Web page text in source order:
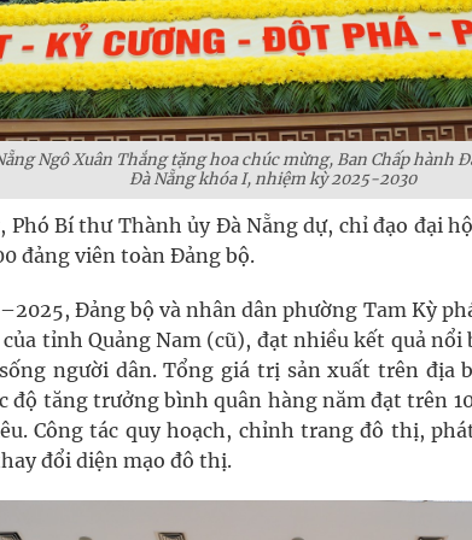
Ngô Xuân Thắng tặng hoa chúc mừng, Ban Chấp hành
Đà Nẵng khóa I, nhiệm kỳ 2025-2030
Phó Bí thư Thành ủy Đà Nẵng dự, chỉ đạo đại
đảng viên toàn Đảng bộ.
Đảng bộ và nhân dân phường Tam Kỳ
tỉnh Quảng Nam (cũ), đạt nhiều kết quả
người dân. Tổng giá trị sản xuất trên địa
độ tăng trưởng bình quân hàng năm đạt trên
Công tác quy hoạch, chỉnh trang đô thị,
đổi diện mạo đô thị.